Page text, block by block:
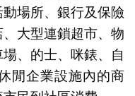
場所、銀行及保險
大型連鎖超市、物
、的士、咪錶、自
閒企業設施內的商